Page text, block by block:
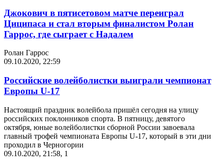
Джокович в пятисетовом матче переиграл
Циципаса и стал вторым финалистом Ролан
Гаррос, где сыграет с Надалем
Ролан Гаррос
09.10.2020, 22:59
Российские волейболистки выиграли чемпионат
Европы U-17
Настоящий праздник волейбола пришёл сегодня на улицу
российских поклонников спорта. В пятницу, девятого
октября, юные волейболистки сборной России завоевала
главный трофей чемпионата Европы U-17, который в эти дни
проходил в Черногории
09.10.2020, 21:58, 1